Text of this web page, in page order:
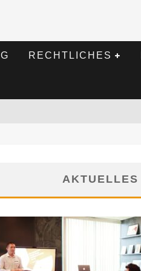
RECHTLICHES
AKTUELLES